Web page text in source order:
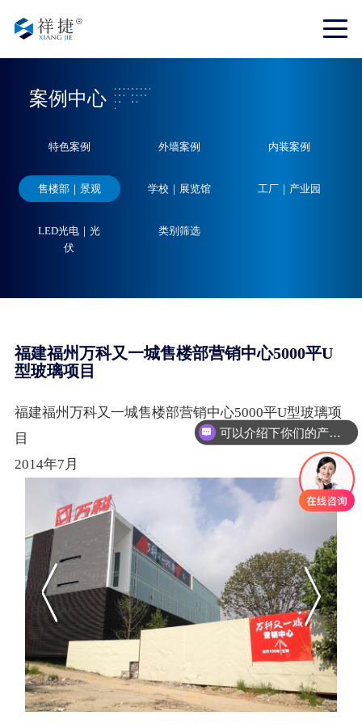
案例中心
特色案例 外墙案例 内装案例
售楼部｜景观 学校｜展览馆 工厂｜产业园
LED光电｜光
伏
类别筛选
福建福州万科又一城售楼部营销中心5000平U
型玻璃项目
福建福州万科又一城售楼部营销中心5000平U型玻璃项
目
2014年7月
可以介绍下你们的产品么